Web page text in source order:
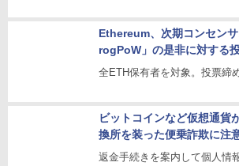
Ethereum、次期コンセン
rogPoW」の是非に対する
全ETH保有者を対象。投票締
ビットコインなど仮想通貨
換所を装った便乗詐欺に注
返金手続きを案内して個人情